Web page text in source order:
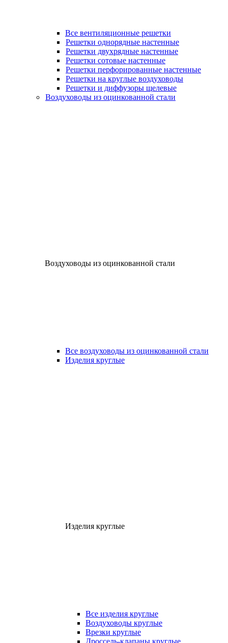
Все вентиляционные решетки
Решетки однорядные настенные
Решетки двухрядные настенные
Решетки сотовые настенные
Решетки перфорированные настенные
Решетки на круглые воздуховоды
Решетки и диффузоры щелевые
Воздуховоды из оцинкованной стали
Воздуховоды из оцинкованной стали
Все воздуховоды из оцинкованной стали
Изделия круглые
Изделия круглые
Все изделия круглые
Воздуховоды круглые
Врезки круглые
Дроссель-клапаны круглые